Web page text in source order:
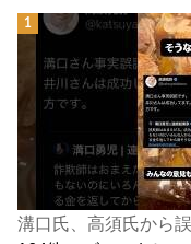
溝口氏、高須氏から